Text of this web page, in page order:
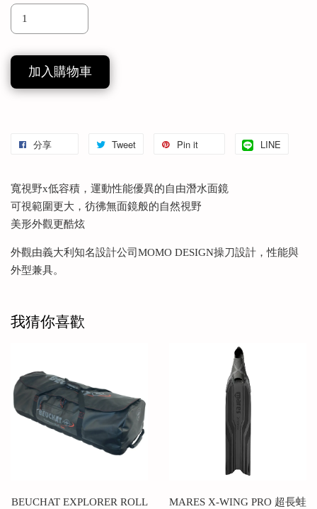
加入購物車
分享 Tweet Pin it LINE
寬視野x低容積，運動性能優異的自由潛水面鏡
可視範圍更大，彷彿無面鏡般的自然視野
美形外觀更酷炫
外觀由義大利知名設計公司MOMO DESIGN操刀設計，性能與
外型兼具。
我猜你喜歡
BEUCHAT EXPLORER ROLL
MARES‭ X-WING PRO 超長蛙